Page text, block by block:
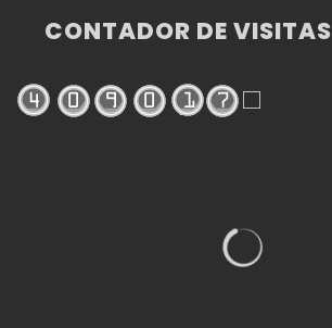
CONTADOR DE VISITAS